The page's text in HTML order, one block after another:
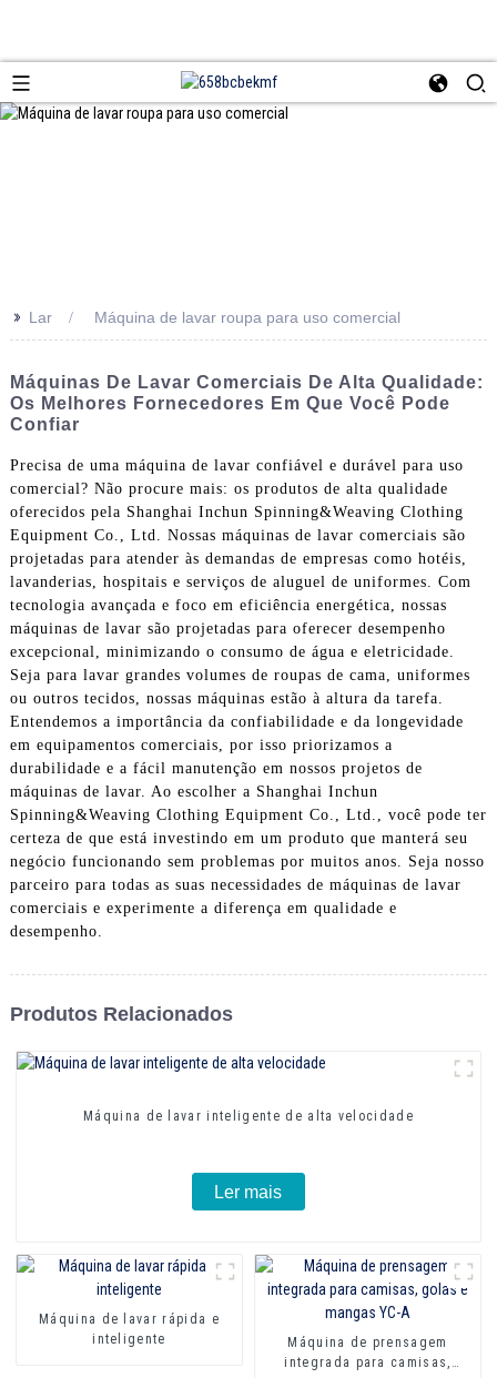
>> Lar Máquina de lavar roupa para uso comercial
Máquinas De Lavar Comerciais De Alta Qualidade:
Os Melhores Fornecedores Em Que Você Pode
Confiar
Precisa de uma máquina de lavar confiável e durável para uso
comercial? Não procure mais: os produtos de alta qualidade
oferecidos pela Shanghai Inchun Spinning&Weaving Clothing
Equipment Co., Ltd. Nossas máquinas de lavar comerciais são
projetadas para atender às demandas de empresas como hotéis,
lavanderias, hospitais e serviços de aluguel de uniformes. Com
tecnologia avançada e foco em eficiência energética, nossas
máquinas de lavar são projetadas para oferecer desempenho
excepcional, minimizando o consumo de água e eletricidade.
Seja para lavar grandes volumes de roupas de cama, uniformes
ou outros tecidos, nossas máquinas estão à altura da tarefa.
Entendemos a importância da confiabilidade e da longevidade
em equipamentos comerciais, por isso priorizamos a
durabilidade e a fácil manutenção em nossos projetos de
máquinas de lavar. Ao escolher a Shanghai Inchun
Spinning&Weaving Clothing Equipment Co., Ltd., você pode ter
certeza de que está investindo em um produto que manterá seu
negócio funcionando sem problemas por muitos anos. Seja nosso
parceiro para todas as suas necessidades de máquinas de lavar
comerciais e experimente a diferença em qualidade e
desempenho.
Produtos Relacionados
Máquina de lavar inteligente de alta velocidade
Ler mais
Máquina de lavar rápida e
inteligente
Máquina de prensagem
integrada para camisas,